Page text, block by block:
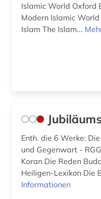
Islamic World Oxford
Modern Islamic
Islam The Islam...
Enth. die 6 Werke: Die Religion in Geschichte
und Gegenwart - RGG Die Luther-Bibel Der
Koran Die Reden Buddhas Vollständiges
Informationen